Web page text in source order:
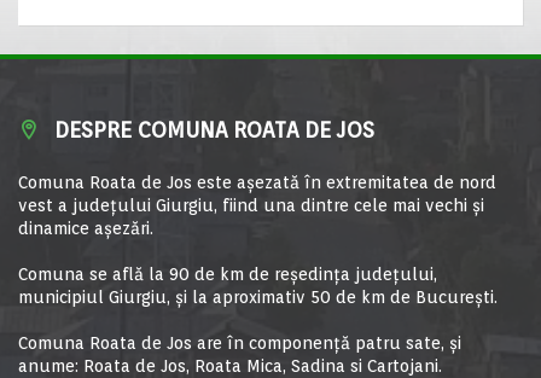
DESPRE COMUNA ROATA DE JOS
Comuna Roata de Jos este aşezată în extremitatea de nord
vest a judeţului Giurgiu, fiind una dintre cele mai vechi şi
dinamice aşezări.
Comuna se află la 90 de km de reşedinţa judeţului,
municipiul Giurgiu, şi la aproximativ 50 de km de Bucureşti.
Comuna Roata de Jos are în componență patru sate, și
anume: Roata de Jos, Roata Mica, Sadina si Cartojani.